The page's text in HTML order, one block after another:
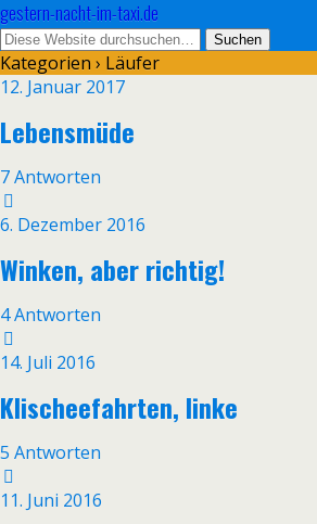
gestern-nacht-im-taxi.de
Kategorien › Läufer
12. Januar 2017
Lebensmüde
7 Antworten
6. Dezember 2016
Winken, aber richtig!
4 Antworten
14. Juli 2016
Klischeefahrten, linke
5 Antworten
11. Juni 2016